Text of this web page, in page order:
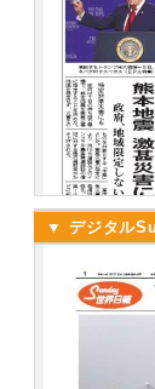
▼ デジタル